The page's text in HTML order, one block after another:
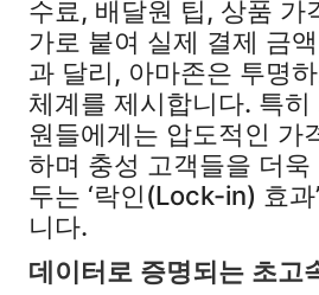
수료, 배달원 팁, 상품 가
가로 붙여 실제 결제 금
과 달리, 아마존은 투명
체계를 제시합니다. 특히
원들에게는 압도적인 가
하며 충성 고객들을 더욱
두는 ‘락인(Lock-in) 효과
니다.
데이터로 증명되는 초고